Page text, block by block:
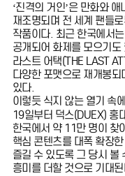
‘진격의 거인’은 만화와
재조명되며 전 세계 팬들
작품이다. 최근 한국에서
공개되어 화제를 모으기
라스트 어택(THE LAST
다양한 포맷으로 재개봉
있다.
이렇듯 식지 않는 열기 속
19일부터 덕스(DUEX) 홍
한국에서 약 11만 명이 찾
핵심 콘텐츠를 대폭 확장
즐길 수 있도록 그 당시 볼
흥미를 더할 것으로 기대